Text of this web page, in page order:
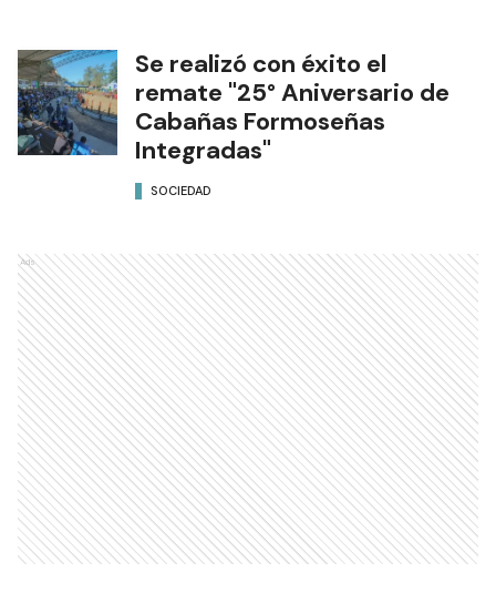
Se realizó con éxito el
remate "25° Aniversario de
Cabañas Formoseñas
Integradas"
SOCIEDAD
Ads